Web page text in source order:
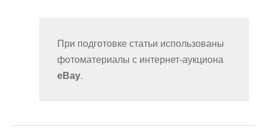
При подготовке статьи использованы
фотоматериалы с интернет-аукциона
eBay.